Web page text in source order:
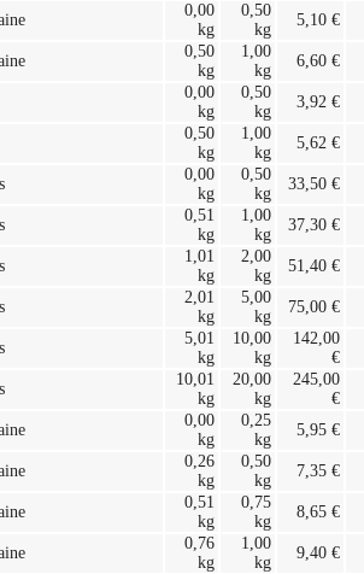
0,00
kg
0,50
kg
5,10 €
0,50
kg
1,00
kg
6,60 €
0,00
kg
0,50
kg
3,92 €
0,50
kg
1,00
kg
5,62 €
0,00
kg
0,50
kg
33,50 €
0,51
kg
1,00
kg
37,30 €
1,01
kg
2,00
kg
51,40 €
2,01
kg
5,00
kg
75,00 €
5,01
kg
10,00
kg
142,00
€
10,01
kg
20,00
kg
245,00
€
0,00
kg
0,25
kg
5,95 €
0,26
kg
0,50
kg
7,35 €
0,51
kg
0,75
kg
8,65 €
0,76
kg
1,00
kg
9,40 €